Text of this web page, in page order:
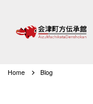
Home Blog